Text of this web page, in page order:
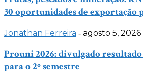
30 oportunidades de exportação
Jonathan Ferreira - agosto 5, 2026
Prouni 2026: divulgado resultado
para o 2º semestre